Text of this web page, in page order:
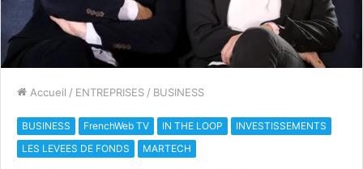
Accueil / ENTREPRISES / BUSINESS
BUSINESS FrenchWeb TV IN THE LOOP
INVESTISSEMENTS
LES LEVEES DE FONDS
MARTECH